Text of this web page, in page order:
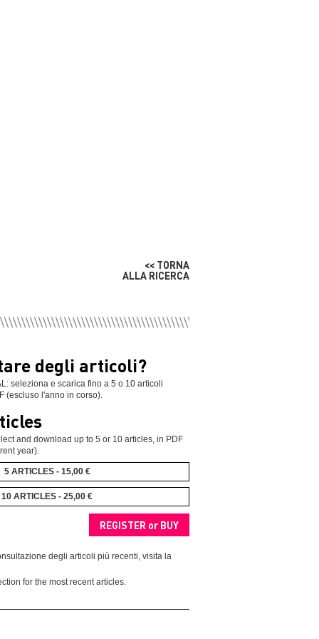
<< TORNA
ALLA RICERCA
degli articoli?
seleziona e scarica fino a 5 o 10 articoli
(escluso l'anno in corso).
and download up to 5 or 10 articles, in PDF
year).
5 ARTICLES - 15,00 €
10 ARTICLES - 25,00 €
degli articoli più recenti, visita la
for the most recent articles.